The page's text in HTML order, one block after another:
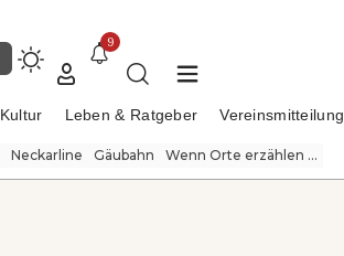
9
Kultur Leben & Ratgeber Vereinsmitteilung
Neckarline Gäubahn Wenn Orte erzählen ...